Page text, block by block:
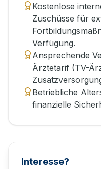
Kostenlose
Zuschüsse für
Verfügung.
Ansprechende
Ärztetarif (TV-
Betriebliche
finanzielle
Interesse?